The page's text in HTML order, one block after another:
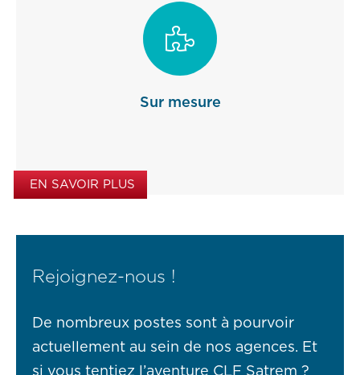

Sur mesure
EN SAVOIR PLUS
Rejoignez-nous !
De nombreux postes sont à pourvoir
actuellement au sein de nos agences. Et
si vous tentiez l’aventure CLF Satrem ?